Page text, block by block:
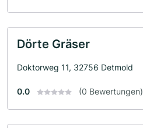
Dörte Gräser
Doktorweg 11, 32756 Detmold
0.0 (0 Bewertungen)